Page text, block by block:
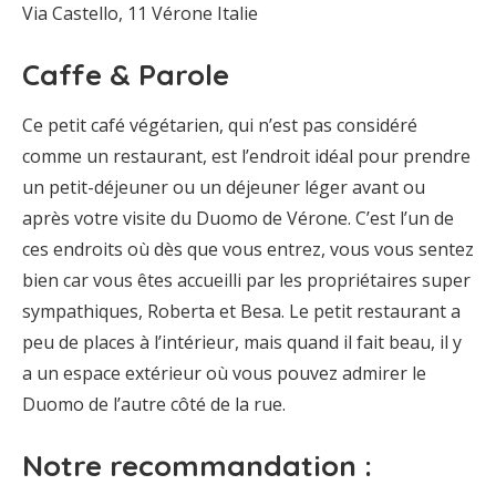
Via Castello, 11 Vérone Italie
Caffe & Parole
Ce petit café végétarien, qui n’est pas considéré
comme un restaurant, est l’endroit idéal pour prendre
un petit-déjeuner ou un déjeuner léger avant ou
après votre visite du Duomo de Vérone. C’est l’un de
ces endroits où dès que vous entrez, vous vous sentez
bien car vous êtes accueilli par les propriétaires super
sympathiques, Roberta et Besa. Le petit restaurant a
peu de places à l’intérieur, mais quand il fait beau, il y
a un espace extérieur où vous pouvez admirer le
Duomo de l’autre côté de la rue.
Notre recommandation :